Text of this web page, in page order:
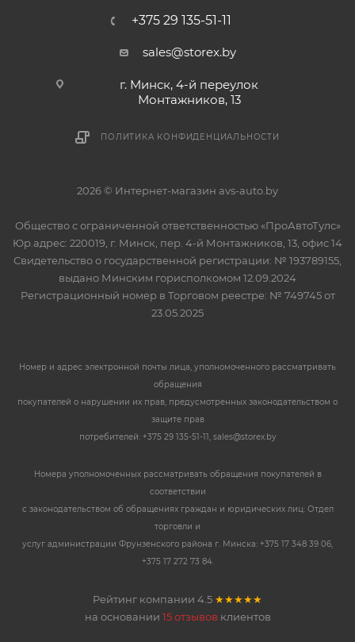
+375 29 135-51-11
sales@storex.by
г. Минск, 4-й переулок
Монтажников, 13
ПОЛИТИКА КОНФИДЕНЦИАЛЬНОСТИ
2026 © Интернет-магазин avs-auto.by
Общество с ограниченной ответственностью «ПроАвтоТулс»
Юр.адрес: 220019, г. Минск, пер. 4-й Монтажников, 13, офис 14
Свидетельство о государственной регистрации: № 193789155,
выдано Минским горисполкомом 12.09.2024
Регистрационный номер в Торговом реестре: № 749745 от
23.05.2025
Номер и адрес электронной почты лица, уполномоченного рассматривать
обращения
покупателей о нарушении их прав, предусмотренных законодательством о
защите прав
потребителей: +375 29 135-51-11, sales@storex.by
Номера уполномоченных рассматривать обращения покупателей в
соответствии
с законодательством об обращениях граждан и юридических лиц: Отдел
торговли и
услуг администрации Фрунзенского района г. Минска: +375 17 348 39 06,
+375 17 272 73 84.
Рейтинг компании 4.5 ★★★★★
на основании 15 отзывов клиентов